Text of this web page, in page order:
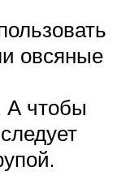
овсяные
А чтобы